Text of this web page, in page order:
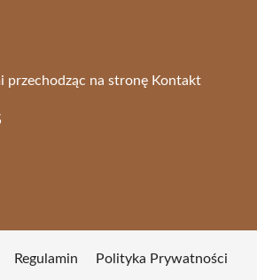
przechodząc na stronę Kontakt
Regulamin Polityka Prywatności